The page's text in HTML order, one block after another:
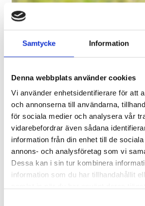
Samtycke Information
Denna webbplats använder cookies
Vi använder enhetsidentifierare för att
och annonserna till användarna,
för sociala medier och analysera vår
vidarebefordrar även sådana
information från din enhet till de
annons- och analysföretag som vi
Dessa kan i sin tur kombinera
information som du har tillhandahållit